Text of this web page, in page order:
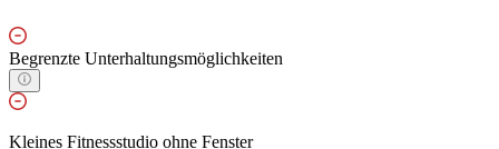
Begrenzte Unterhaltungsmöglichkeiten
Kleines Fitnessstudio ohne Fenster